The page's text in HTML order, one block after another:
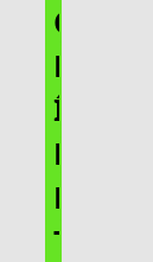
C
R
Í
B
E
T